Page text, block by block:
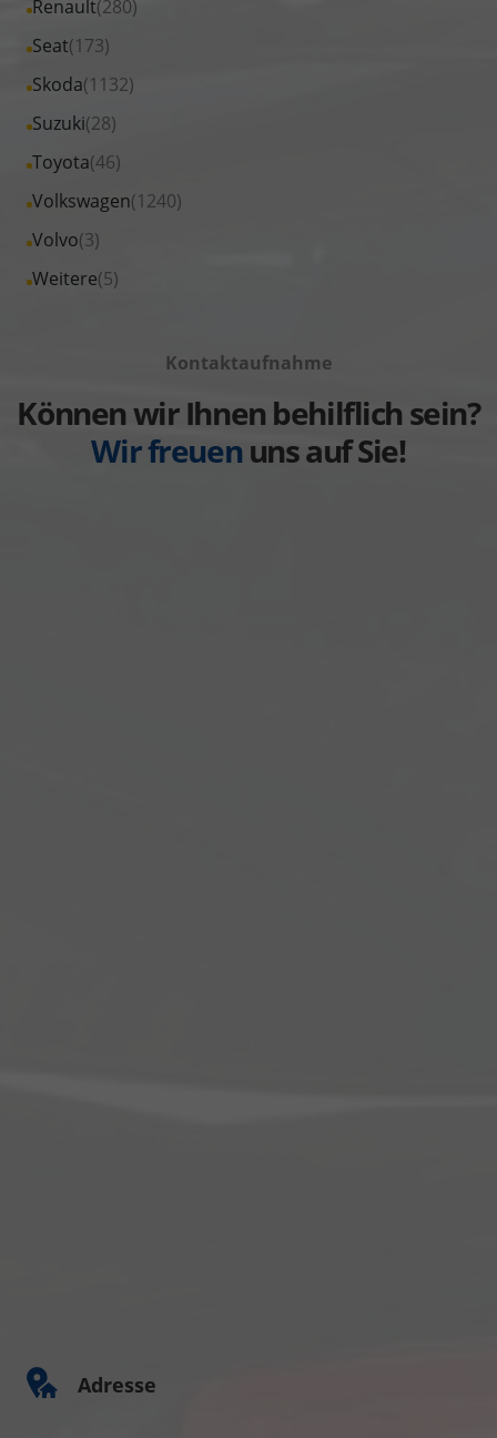
anzeigen
Opel
anzeigen
Peugeot
anzeigen
Renault(280)
Alle
Fahrzeuge
Renault
anzeigen
Seat(173)
Alle
Fahrzeuge
Seat
anzeigen
Skoda(1132)
Alle
Fahrzeuge
Skoda
anzeigen
Suzuki(28)
Alle
Fahrzeuge
Suzuki
anzeigen
Toyota(46)
Alle
Fahrzeuge
Toyota
anzeigen
Volkswagen(1240)
Alle
Fahrzeuge
Volkswagen
Volvo(3)
Alle
Fahrzeuge
Weitere(5)
Alle
anzeigen
Kontaktaufnahme
Können wir Ihnen behilflich sein?
Wir freuenuns auf Sie!
Adresse